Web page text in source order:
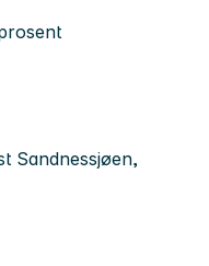
Sandnessjøen,